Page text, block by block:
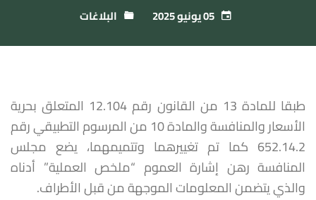
البلاغات
طبقا للمادة 13 من القانون رقم 12.104 المتعلق بحرية
الأسعار والمنافسة والمادة 10 من المرسوم التطبيقي رقم
652.14.2 كما تم تغييرهما وتتميمهما، يضع مجلس
المنافسة رهن إشارة العموم “ملخص العملية” أدناه
والذي يتضمن المعلومات الموجهة من قبل الأطراف.